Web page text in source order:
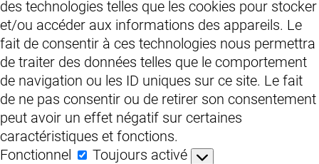
des technologies telles que les cookies pour stocker
et/ou accéder aux informations des appareils. Le
fait de consentir à ces technologies nous permettra
de traiter des données telles que le comportement
de navigation ou les ID uniques sur ce site. Le fait
de ne pas consentir ou de retirer son consentement
peut avoir un effet négatif sur certaines
caractéristiques et fonctions.
Fonctionnel
Fonctionnel
Toujours activé